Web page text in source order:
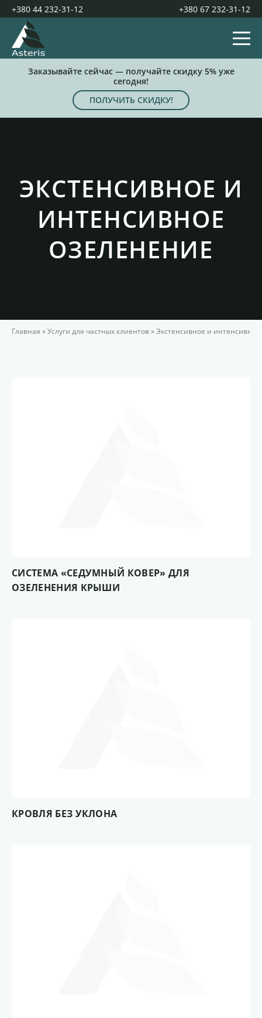
+380 44 232-31-12 +380 67 232-31-12
Заказывайте сейчас — получайте скидку 5% уже
сегодня!
ПОЛУЧИТЬ СКИДКУ!
ЭКСТЕНСИВНОЕ И
ИНТЕНСИВНОЕ
ОЗЕЛЕНЕНИЕ
Главная »Услуги для частных клиентов»Экстенсивное и
СИСТЕМА «СЕДУМНЫЙ КОВЕР» ДЛЯ
ОЗЕЛЕНЕНИЯ КРЫШИ
КРОВЛЯ БЕЗ УКЛОНА